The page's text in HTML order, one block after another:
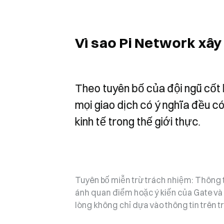
Vì sao Pi Network
Theo tuyên bố của đội ngũ cốt
mọi giao dịch có ý nghĩa đều
kinh tế trong thế giới thực.
Tuyên bố miễn trừ trách nhiệm:
ánh quan điểm hoặc ý kiến của Gate
lòng không chỉ dựa vào thông tin trên